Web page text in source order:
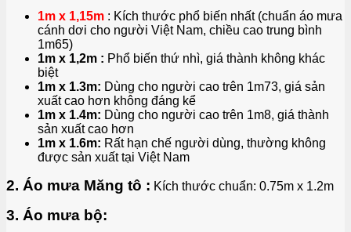
1m x 1,15m : Kích thước phổ biến nhất (chuẩn áo mưa
cánh dơi cho người Việt Nam, chiều cao trung bình
1m65)
1m x 1,2m : Phổ biến thứ nhì, giá thành không khác
biệt
1m x 1.3m: Dùng cho người cao trên 1m73, giá sản
xuất cao hơn không đáng kể
1m x 1.4m: Dùng cho người cao trên 1m8, giá thành
sản xuất cao hơn
1m x 1.6m: Rất hạn chế người dùng, thường không
được sản xuất tại Việt Nam
2. Áo mưa Măng tô : Kích thước chuẩn: 0.75m x 1.2m
3. Áo mưa bộ: